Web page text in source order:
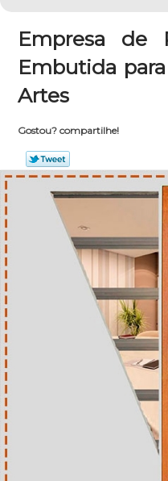
Empresa de
Embutida
Artes
Gostou? compartilhe!